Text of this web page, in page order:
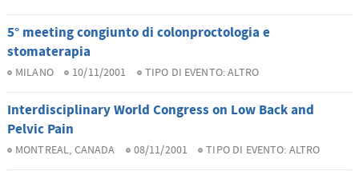
5° meeting congiunto di colonproctologia e
stomaterapia
MILANO 10/11/2001 TIPO DI EVENTO:ALTRO
Interdisciplinary World Congress on Low Back and
Pelvic Pain
MONTREAL, CANADA 08/11/2001 TIPO DI EVENTO: ALTRO